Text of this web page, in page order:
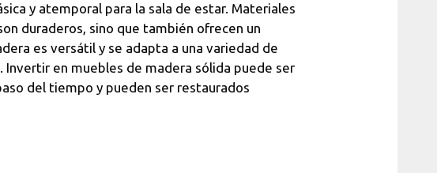
y atemporal para la sala de estar. Materiales
duraderos, sino que también ofrecen un
es versátil y se adapta a una variedad de
en muebles de madera sólida puede ser
del tiempo y pueden ser restaurados